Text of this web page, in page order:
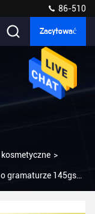
86-510
Zacytować
>
gramaturze 145gsm